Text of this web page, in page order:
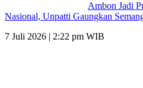
Ambon Jadi
Nasional, Unpatti Gaungkan
7 Juli 2026 | 2:22 pm WIB